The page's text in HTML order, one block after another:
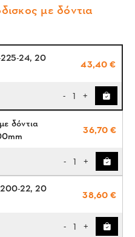
με δόντια
225-24, 20
43,40 €
- 1 +
δόντια
36,70 €
- 1 +
200-22, 20
38,60 €
- 1 +